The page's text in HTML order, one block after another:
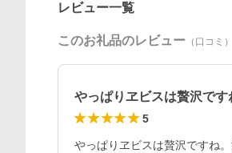
レビュー一覧
このお礼品のレビュー （口コミ）
やっぱりヱビスは贅沢で
5
やっぱりヱビスは贅沢ですね